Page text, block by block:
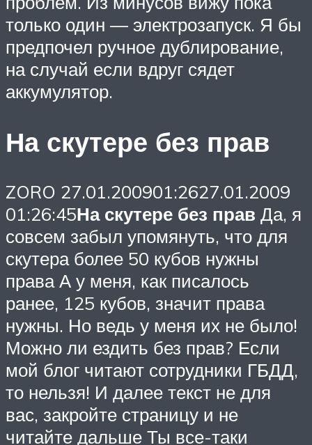
только один — электрозапуск. Я бы
предпочел ручное дублирование,
на случай если вдруг сядет
аккумулятор.
На скутере без прав
ZORO 27.01.200901:2627.01.2009
01:26:45На скутере без прав Да, я
совсем забыл упомянуть, что для
скутера более 50 кубов нужны
права А у меня, как писалось
ранее, 125 кубов, значит права
нужны. Но ведь у меня их не было!
Можно ли ездить без прав? Если
мой блог читают сотрудники ГБДД,
то нельзя! И далее текст не для
вас, закройте страницу и не
читайте дальше Ты все-таки